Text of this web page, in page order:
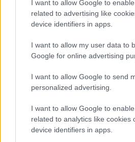
I want to allow Google to
related to advertising like
device identifiers in apps.
I want to allow my user data to
Google for online advertising
I want to allow Google to send
personalized advertising.
I want to allow Google to
related to analytics like cookies
device identifiers in apps.
Paris Saint-
Manchester